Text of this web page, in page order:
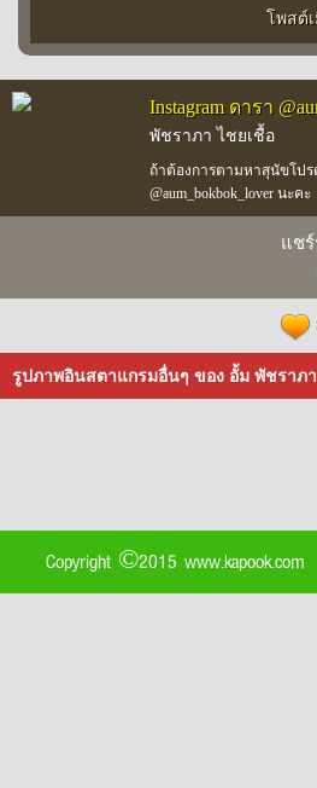
โพสต์
Instagram ดารา
พัชราภา ไชยเชื้อ
ถ้าต้องการตามหาสุนัขโปร
@aum_bokbok_lover นะคะ
แช
รูปภาพอินสตาแกรมอื่นๆ ของ อั้ม พัชราภา
Copyright ©2015 www.kapook.com